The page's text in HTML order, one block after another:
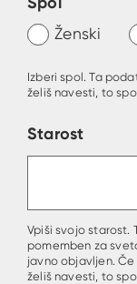
Ženski
Izberi spol. Ta
želiš navesti, to
Starost
Vpiši svojo starost.
pomemben za
javno objavljen.
želiš navesti, to